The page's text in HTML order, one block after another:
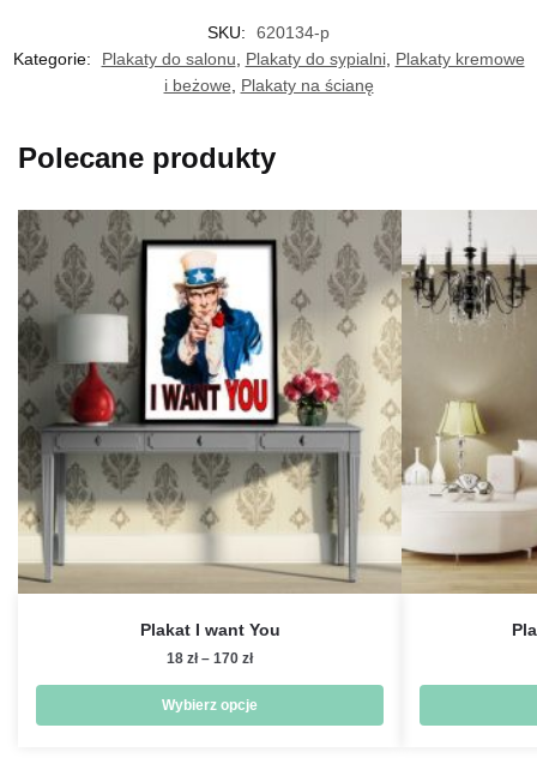
SKU:
620134-p
Kategorie:
Plakaty do salonu, Plakaty do sypialni, Plakaty kremowe
i beżowe, Plakaty na ścianę
Polecane produkty
Plakat I want You
18 zł – 170 złZakres
od
18 zł
Wybierz opcje